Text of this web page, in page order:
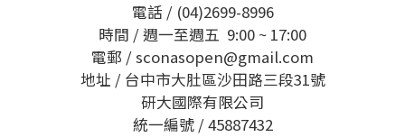
電話 / (04)2699-8996
時間 / 週一至週五 9:00 ~ 17:00
電郵 / sconasopen@gmail.com
地址 / 台中市大肚區沙田路三段31號
研大國際有限公司
統一編號 / 45887432